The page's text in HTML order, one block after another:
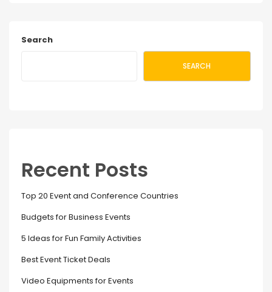
Search
SEARCH
Recent Posts
Top 20 Event and Conference Countries
Budgets for Business Events
5 Ideas for Fun Family Activities
Best Event Ticket Deals
Video Equipments for Events